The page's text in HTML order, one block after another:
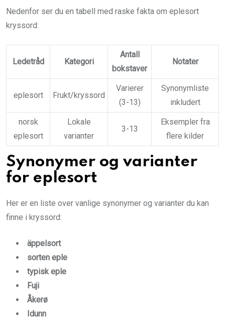
Nedenfor ser du en tabell med raske fakta om eplesort
kryssord:
Ledetråd Kategori
Antall
bokstaver
Notater
eplesort Frukt/kryssord
Varierer
(3-13)
Synonymliste
inkludert
norsk
eplesort
Lokale
varianter
3-13
Eksempler fra
flere kilder
Synonymer og varianter
for eplesort
Her er en liste over vanlige synonymer og varianter du kan
finne i kryssord:
äppelsort
sorten eple
typisk eple
Fuji
Åkerø
Idunn